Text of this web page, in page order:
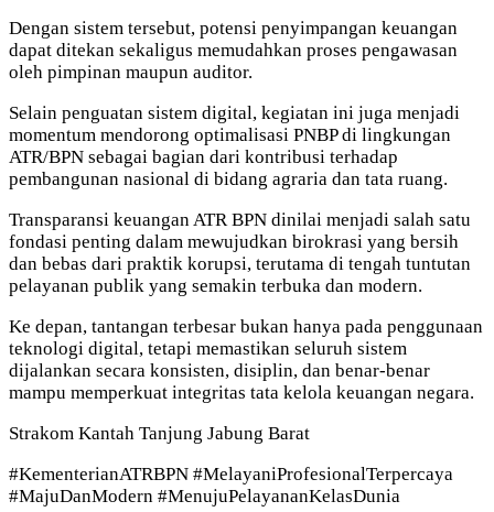
Dengan sistem tersebut, potensi penyimpangan keuangan
dapat ditekan sekaligus memudahkan proses pengawasan
oleh pimpinan maupun auditor.
Selain penguatan sistem digital, kegiatan ini juga menjadi
momentum mendorong optimalisasi PNBP di lingkungan
ATR/BPN sebagai bagian dari kontribusi terhadap
pembangunan nasional di bidang agraria dan tata ruang.
Transparansi keuangan ATR BPN dinilai menjadi salah satu
fondasi penting dalam mewujudkan birokrasi yang bersih
dan bebas dari praktik korupsi, terutama di tengah tuntutan
pelayanan publik yang semakin terbuka dan modern.
Ke depan, tantangan terbesar bukan hanya pada penggunaan
teknologi digital, tetapi memastikan seluruh sistem
dijalankan secara konsisten, disiplin, dan benar-benar
mampu memperkuat integritas tata kelola keuangan negara.
Strakom Kantah Tanjung Jabung Barat
#KementerianATRBPN #MelayaniProfesionalTerpercaya
#MajuDanModern #MenujuPelayananKelasDunia